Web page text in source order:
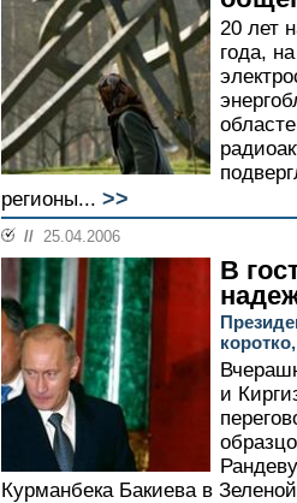
20 лет
года,
регионы... >>
// 25.04.2006
В
и
Курманбека Бакиева в